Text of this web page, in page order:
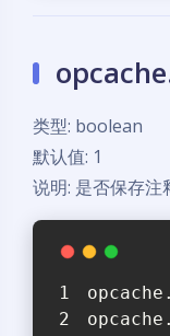
类型: boolean
默认值: 1
说明: 是否保存注